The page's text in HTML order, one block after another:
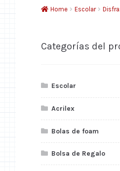
Home Escolar
Categorías del
Escolar
Acrilex
Bolas de foam
Bolsa de Regalo